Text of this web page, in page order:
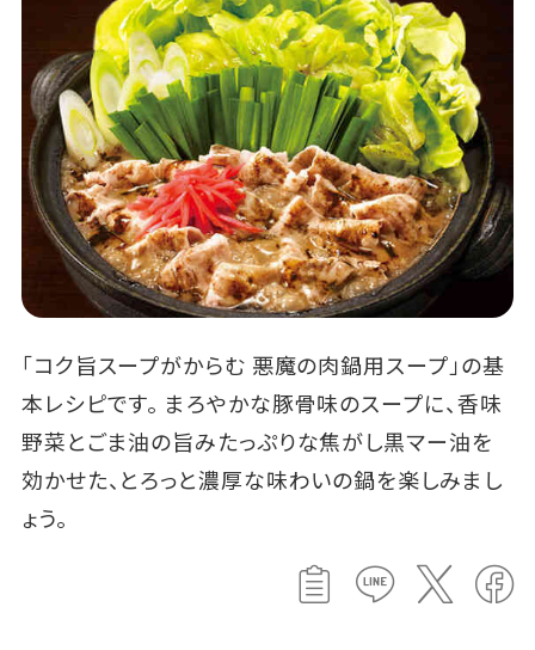
「コク旨スープがからむ 悪魔の肉鍋用スープ」の基
本レシピです。 まろやかな豚骨味のスープに、香味
野菜とごま油の旨みたっぷりな焦がし黒マー油を
効かせた、とろっと濃厚な味わいの鍋を楽しみまし
ょう。